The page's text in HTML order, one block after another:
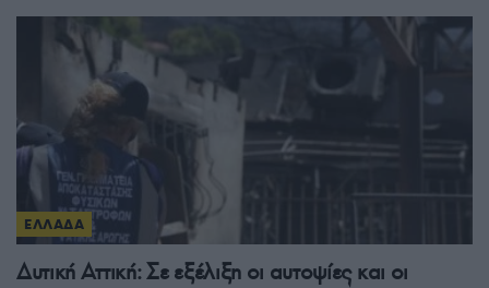
ΕΛΛΑΔΑ
Δυτική Αττική: Σε εξέλιξη οι αυτοψίες και οι